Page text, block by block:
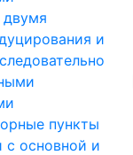
и
пункты
с основной и